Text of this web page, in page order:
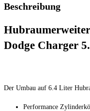
Beschreibung
Dodge Charger
Der Umbau auf 6.4 Liter
Performance